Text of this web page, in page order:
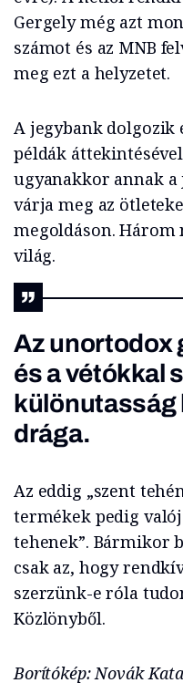
Gergely még azt
számot és az MNB
meg ezt a helyzetet.
A jegybank dolgozik
példák
ugyanakkor annak
várja meg az
megoldáson.
világ.
Az unortodox
és a vétókkal
különutasság
drága.
Az eddig „szent
termékek pedig
tehenek”. Bármikor
csak az, hogy
szerzünk-e róla
Közlönyből.
Borítókép: Novák